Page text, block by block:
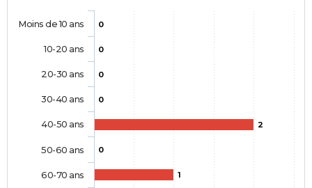
0
0
0
0
2
0
1
Moins de 10 ans
10-20 ans
20-30 ans
30-40 ans
40-50 ans
50-60 ans
60-70 ans